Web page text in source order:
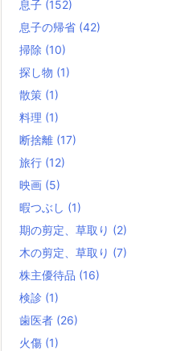
息子 (152)
息子の帰省 (42)
掃除 (10)
探し物 (1)
散策 (1)
料理 (1)
断捨離 (17)
旅行 (12)
映画 (5)
暇つぶし (1)
期の剪定、草取り (2)
木の剪定、草取り (7)
株主優待品 (16)
検診 (1)
歯医者 (26)
火傷 (1)